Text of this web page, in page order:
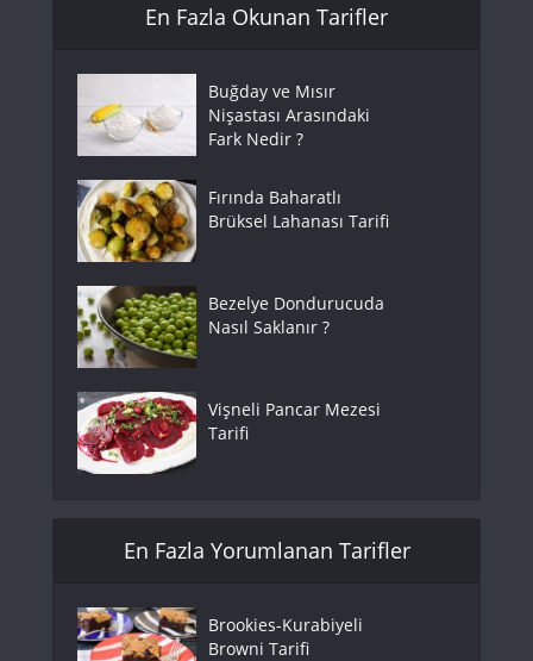
En Fazla Okunan Tarifler
Buğday ve Mısır
Nişastası Arasındaki
Fark Nedir ?
Fırında Baharatlı
Brüksel Lahanası Tarifi
Bezelye Dondurucuda
Nasıl Saklanır ?
Vişneli Pancar Mezesi
Tarifi
En Fazla Yorumlanan Tarifler
Brookies-Kurabiyeli
Browni Tarifi